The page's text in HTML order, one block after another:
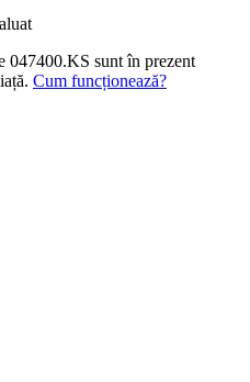
047400.KS sunt în prezent
Cum funcționează?